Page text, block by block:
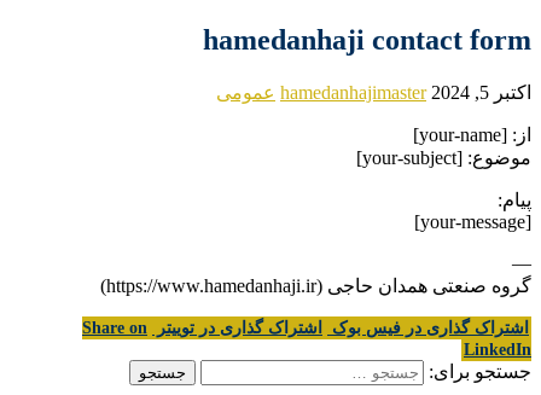
hamedanhaji contact form
اکتبر 5, 2024 hamedanhajimaster عمومی
از: [your-name]
موضوع: [your-subject]
پیام:
[your-message]
—
گروه صنعتی همدان حاجی (https://www.hamedanhaji.ir)
اشتراک گذاری در فیس بوک اشتراک گذاری در توییتر
Share on
LinkedIn
جستجو برای: